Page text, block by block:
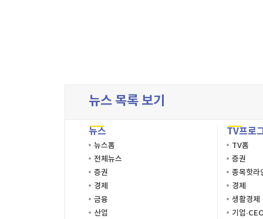
뉴스 목록 보기
뉴스
뉴스홈
전체뉴스
증권
경제
금융
산업
TV프로
TV홈
증권
종목핫라
경제
생활경제
기업